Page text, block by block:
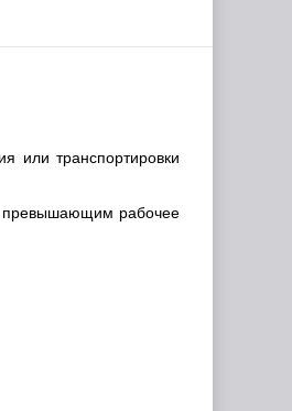
или транспортировки
превышающим рабочее